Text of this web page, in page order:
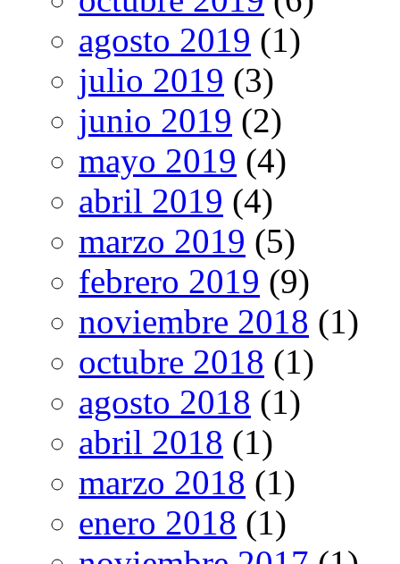
agosto 2019 (1)
julio 2019 (3)
junio 2019 (2)
mayo 2019 (4)
abril 2019 (4)
marzo 2019 (5)
febrero 2019 (9)
noviembre 2018 (1)
octubre 2018 (1)
agosto 2018 (1)
abril 2018 (1)
marzo 2018 (1)
enero 2018 (1)